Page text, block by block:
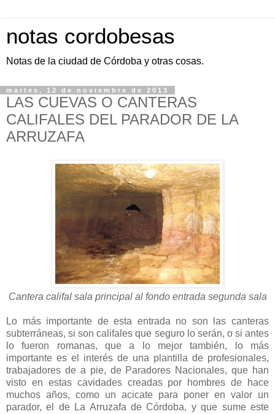
notas cordobesas
Notas de la ciudad de Córdoba y otras cosas.
martes, 12 de noviembre de 2013
LAS CUEVAS O CANTERAS
CALIFALES DEL PARADOR DE LA
ARRUZAFA
Cantera califal sala principal al fondo entrada segunda sala
Lo más importante de esta entrada no son las canteras
subterráneas, si son califales que seguro lo serán, o si antes
lo fueron romanas, que a lo mejor también, lo más
importante es el interés de una plantilla de profesionales,
trabajadores de a pie, de Paradores Nacionales, que han
visto en estas cavidades creadas por hombres de hace
muchos años, como un acicate para poner en valor un
parador, el de La Arruzafa de Córdoba, y que sume este